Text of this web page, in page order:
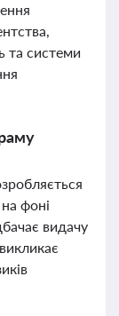
та системи
фоні
видачу